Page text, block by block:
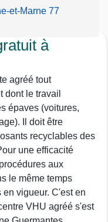
et-Marne 77
à
agréé tout
dont le travail
épaves (voitures,
Il doit être
recyclables des
une efficacité
aux
le même temps
vigueur. C'est en
VHU agréé s'est